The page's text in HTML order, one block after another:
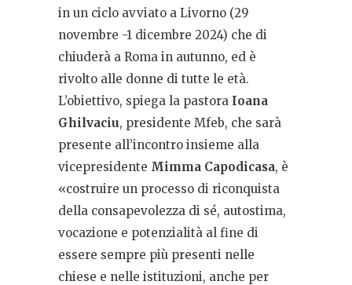
in un ciclo avviato a Livorno (29
novembre -1 dicembre 2024) che di
chiuderà a Roma in autunno, ed è
rivolto alle donne di tutte le età.
L’obiettivo, spiega la pastora Ioana
Ghilvaciu, presidente Mfeb, che sarà
presente all’incontro insieme alla
vicepresidente Mimma Capodicasa, è
«costruire un processo di riconquista
della consapevolezza di sé, autostima,
vocazione e potenzialità al fine di
essere sempre più presenti nelle
chiese e nelle istituzioni, anche per